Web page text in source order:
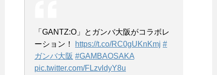
「GANTZ:O」とガンバ大阪がコラボレ
ーション！
https://t.co/RC0gUKnKmj #
ガンバ大阪 #GAMBAOSAKA
pic.twitter.com/FLzvldyY8u